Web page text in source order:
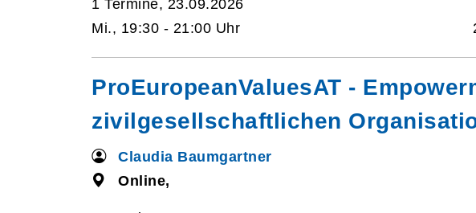
1 Termine, 23.09.2026
Mi., 19:30 - 21:00 Uhr
ProEuropeanValuesAT -
zivilgesellschaftlichen
Claudia Baumgartner
Online,